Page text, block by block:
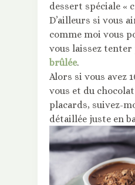
dessert spéciale «
D’ailleurs si vous
comme moi vous
vous laissez tenter
brûlée.
Alors si vous avez
vous et du
placards, suivez-
détaillée juste en